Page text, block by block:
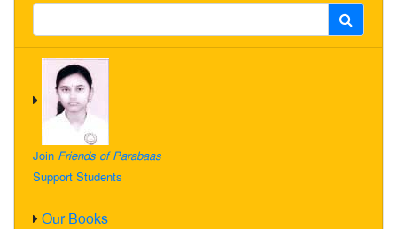
Join Friends of Parabaas
Support Students
Our Books